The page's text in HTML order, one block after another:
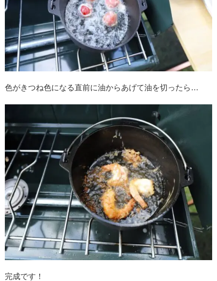
色がきつね色になる直前に油からあげて油を切ったら…
完成です！